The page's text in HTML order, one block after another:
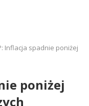
Inflacja spadnie poniżej
poniżej